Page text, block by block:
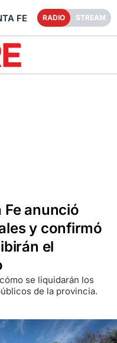
FE RADIO STREAM
Fe anunció
y confirmó
el
se liquidarán los
de la provincia.